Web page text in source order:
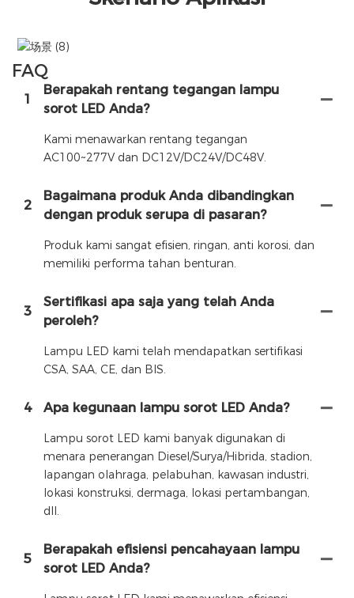
FAQ
1
Berapakah rentang tegangan lampu
sorot LED Anda?
Kami menawarkan rentang tegangan
AC100~277V dan DC12V/DC24V/DC48V.
2
Bagaimana produk Anda dibandingkan
dengan produk serupa di pasaran?
Produk kami sangat efisien, ringan, anti korosi, dan
memiliki performa tahan benturan.
3
Sertifikasi apa saja yang telah Anda
peroleh?
Lampu LED kami telah mendapatkan sertifikasi
CSA, SAA, CE, dan BIS.
4 Apa kegunaan lampu sorot LED Anda?
Lampu sorot LED kami banyak digunakan di
menara penerangan Diesel/Surya/Hibrida, stadion,
lapangan olahraga, pelabuhan, kawasan industri,
lokasi konstruksi, dermaga, lokasi pertambangan,
dll.
5
Berapakah efisiensi pencahayaan lampu
sorot LED Anda?